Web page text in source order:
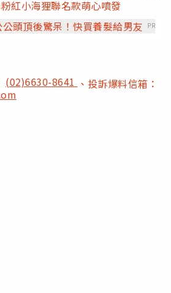
紅小海狸聯名款萌心噴發
頭頂後驚呆！快買養髮給男友
PR
(02)6630-8641 、投訴爆料信箱：